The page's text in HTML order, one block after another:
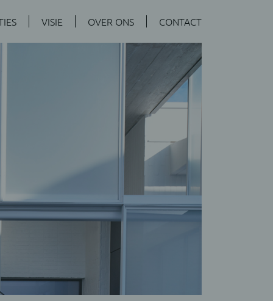
VISIE OVER ONS CONTACT